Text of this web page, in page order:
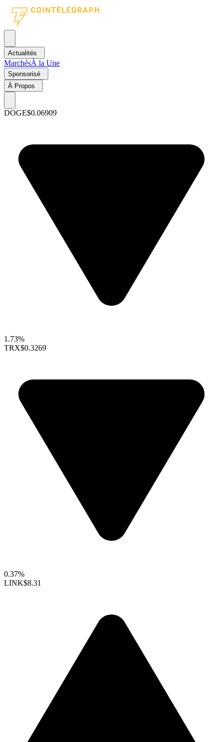
Actualités
MarchésÀ la Une
Sponsorisé
À Propos
DOGE$0.06909
1.73%
TRX$0.3269
0.37%
LINK$8.31